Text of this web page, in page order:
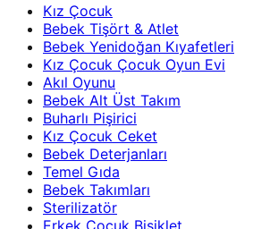
Kız Çocuk
Bebek Tişört & Atlet
Bebek Yenidoğan Kıyafetleri
Kız Çocuk Çocuk Oyun Evi
Akıl Oyunu
Bebek Alt Üst Takım
Buharlı Pişirici
Kız Çocuk Ceket
Bebek Deterjanları
Temel Gıda
Bebek Takımları
Sterilizatör
Erkek Çocuk Bisiklet